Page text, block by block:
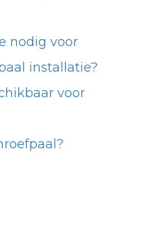
nodig voor
installatie?
voor